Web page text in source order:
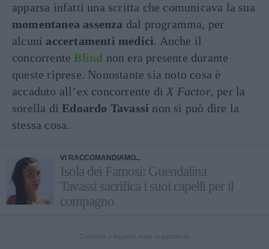
apparsa infatti una scritta che comunicava la sua
momentanea assenza dal programma, per
alcuni accertamenti medici. Anche il
concorrenteBlind non era presente durante
queste riprese. Nonostante sia noto cosa è
accaduto all’ex concorrente di X Factor, per la
sorella di Edoardo Tavassi non si può dire la
stessa cosa.
VI RACCOMANDIAMO...
Isola dei Famosi: Guendalina
Tavassi sacrifica i suoi capelli per il
compagno